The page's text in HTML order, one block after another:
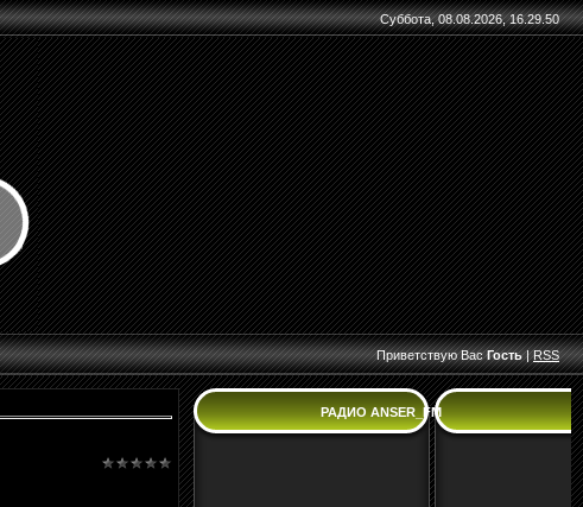
Суббота, 08.08.2026, 16.29.50
Приветствую Вас Гость|RSS
РАДИО ANSER_FM